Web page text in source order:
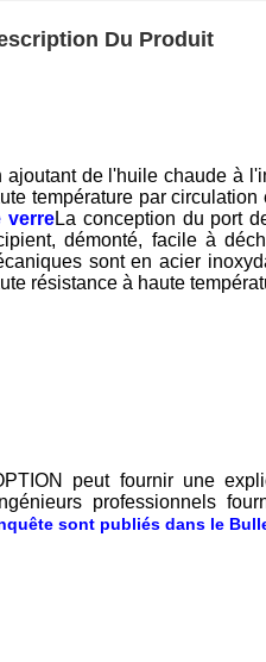
Du Produit
ajoutant de l'huile chaude à
température par
verreLa conception du port
démonté, facile à
sont en acier
résistance à haute
peut fournir une
professionnels
sont publiés dans le